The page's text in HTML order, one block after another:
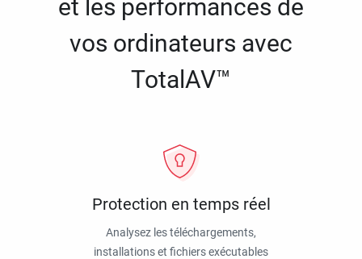
et les performances de
vos ordinateurs avec
TotalAV™
Protection en temps réel
Analysez les téléchargements,
installations et fichiers exécutables